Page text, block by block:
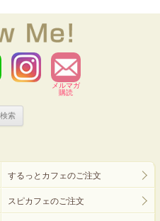
メルマガ
購読
するっとカフェのご注文
スピカフェのご注文